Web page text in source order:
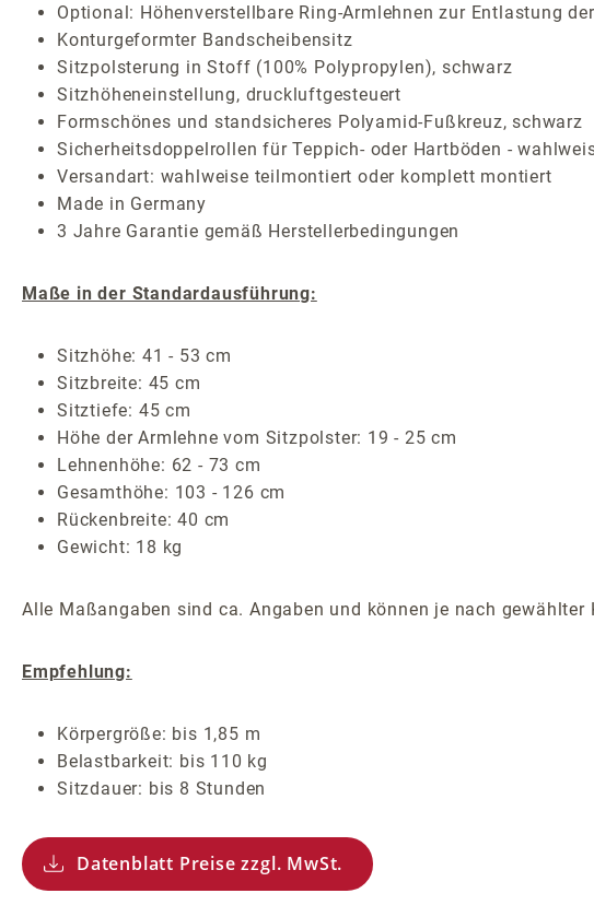
Optional: Höhenverstellbare Ring-Armlehnen zur Entlastung
Konturgeformter Bandscheibensitz
Sitzpolsterung in Stoff (100% Polypropylen), schwarz
Sitzhöheneinstellung, druckluftgesteuert
Formschönes und standsicheres Polyamid-Fußkreuz, schwarz
Sicherheitsdoppelrollen für Teppich- oder Hartböden -
Versandart: wahlweise teilmontiert oder komplett montiert
Made in Germany
3 Jahre Garantie gemäß Herstellerbedingungen
Maße in der Standardausführung:
Sitzhöhe: 41 - 53 cm
Sitzbreite: 45 cm
Sitztiefe: 45 cm
Höhe der Armlehne vom Sitzpolster: 19 - 25 cm
Lehnenhöhe: 62 - 73 cm
Gesamthöhe: 103 - 126 cm
Rückenbreite: 40 cm
Gewicht: 18 kg
Alle Maßangaben sind ca. Angaben und können je nach
Empfehlung:
Körpergröße: bis 1,85 m
Belastbarkeit: bis 110 kg
Sitzdauer: bis 8 Stunden
Datenblatt Preise zzgl. MwSt.